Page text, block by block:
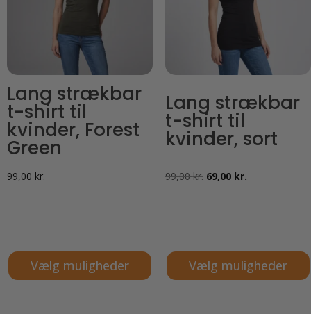
varesiden
Lang strækbar
t-shirt til
kvinder, Forest
Green
99,00 kr.
Vælg muligheder
Lang strækbar
t-shirt til
kvinder, sort
99,00kr. Den
69,00 kr.
Vælg muligheder